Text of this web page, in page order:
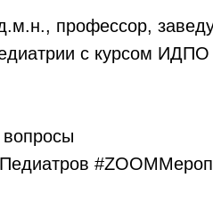
профессор,
с курсом